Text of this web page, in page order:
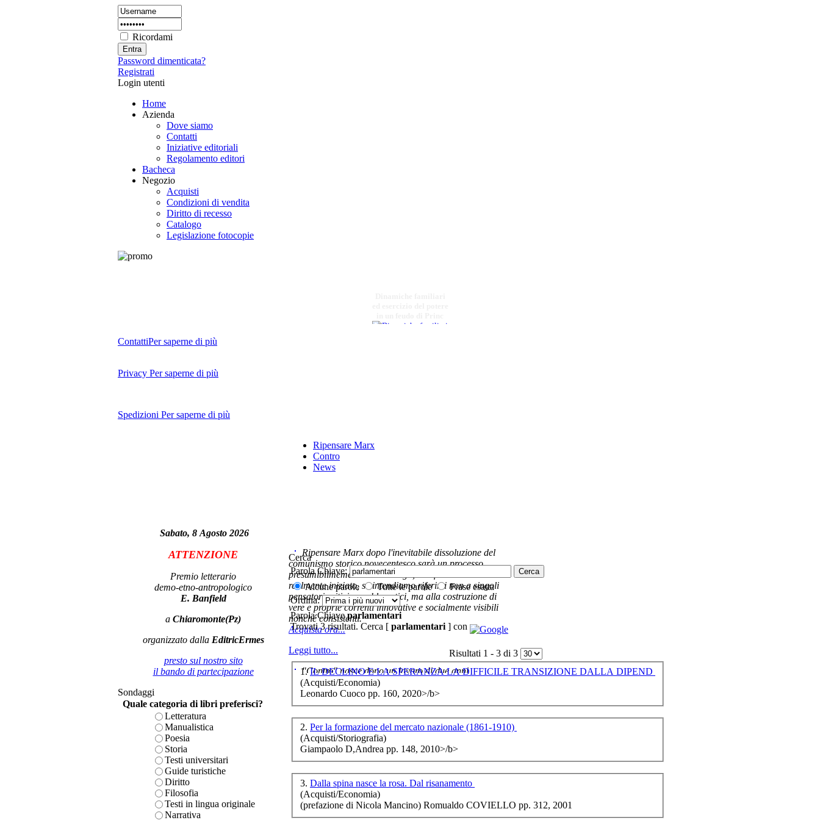
Ricordami
Password dimenticata?
Registrati
Login utenti
Home
Azienda
Dove siamo
Contatti
Iniziative editoriali
Regolamento editori
Bacheca
Negozio
Acquisti
Condizioni di vendita
Diritto di recesso
Catalogo
Legislazione fotocopie
€ 450,00
Comprendere
Manzoni
€ 16,00
Dallâ€™essenzialismo
La rivoluzione
napoletana del 1799
nei Comuni della
Valle Agri
€ 18,00
ContattiPer saperne di più
Privacy Per saperne di più
Spedizioni Per saperne di più
Sabato, 8 Agosto 2026
ATTENZIONE
Premio letterario
demo-etno-antropologico
E. Banfield
a Chiaromonte(Pz)
organizzato dalla EditricErmes
presto sul nostro sito
il bando di partecipazione
Sondaggi
Quale categoria di libri preferisci?
Letteratura
Manualistica
Poesia
Storia
Testi universitari
Guide turistiche
Diritto
Filosofia
Testi in lingua originale
Narrativa
Ripensare Marx
Contro
News
Ripensare Marx dopo l'inevitabile dissoluzione del
comunismo storico novecentesco sarà un processo
presumibilmemente molto lungo, e di fatto non ancora
realmente iniziato, se intendiamo riferirci non a singoli
pensatori critici e problematici, ma alla costruzione di
vere e proprie correnti innovative e socialmente visibili
nonché consistenti.
Acquista ora...
Leggi tutto...
"Contro" nasce dopo un lavoro di due anni ,
cominciato con la collaborazione dell'autore al blog:
ripensaremarx. i saggi contenuti nel libro sono frutto di
questa collaborazione e di questa critica. L'impostazione
presente fase.
Acquista ora...
A feed could not be found at
Cerca
Parola Chiave:
Alcune parole
Tutte le parole
Frase esatta
Ordina:
Parola Chiaveparlamentari
Trovati 3 risultati. Cerca [ parlamentari ] con
Risultati 1 - 3 di 3
1.
IL DECLINO E LA SPERANZA LA DIFFICILE TRANSIZIONE DALLA DIPEND
(Acquisti/Economia)
Leonardo Cuoco pp. 160, 2020>/b>
2. Per la formazione del mercato nazionale (1861-1910)
(Acquisti/Storiografia)
Giampaolo D,Andrea pp. 148, 2010>/b>
3. Dalla spina nasce la rosa. Dal risanamento
(Acquisti/Economia)
(prefazione di Nicola Mancino) Romualdo COVIELLO pp. 312, 2001